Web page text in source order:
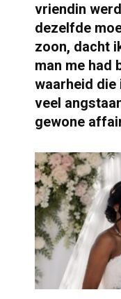
vriendin
dezelfde
zoon, dacht
man me had
waarheid die
veel
gewone